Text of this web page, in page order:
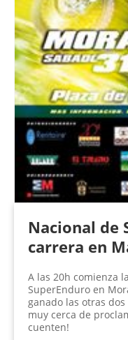
Nacional de
carrera en
A las 20h comienza
SuperEnduro en
ganado las otras
muy cerca de
cuenten!